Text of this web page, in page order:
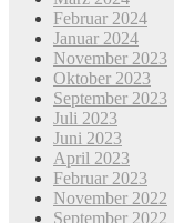
Februar 2024
Januar 2024
November 2023
Oktober 2023
September 2023
Juli 2023
Juni 2023
April 2023
Februar 2023
November 2022
September 2022